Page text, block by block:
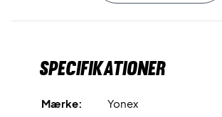
Specifikationer
Mærke:
Yonex